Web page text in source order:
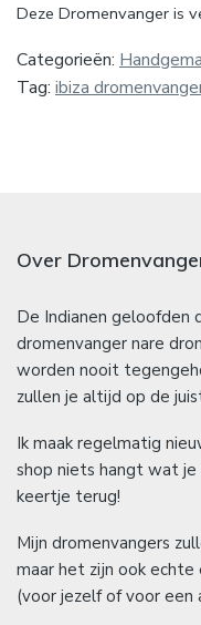
Deze Dromenvanger is
Categorieën:
Tag: ibiza
Over
De Indianen geloofden
dromenvanger nare
worden nooit
zullen je altijd op de
Ik maak regelmatig
shop niets hangt wat je
keertje terug!
Mijn dromenvangers
maar het zijn ook
(voor jezelf of voor een